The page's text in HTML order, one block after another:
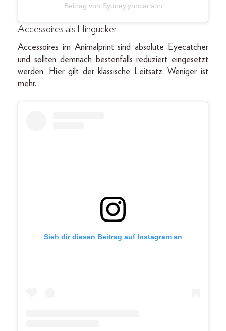
Beitrag von Sydneylynncarlson
Accessoires als Hingucker
Accessoires im Animalprint sind absolute Eyecatcher
und sollten demnach bestenfalls reduziert eingesetzt
werden. Hier gilt der klassische Leitsatz: Weniger ist
mehr.
Sieh dir diesen Beitrag auf Instagram an